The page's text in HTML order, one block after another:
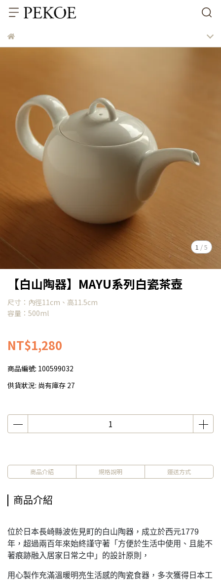
1 /5
【白山陶器】MAYU系列白瓷茶壺
尺寸：內徑11cm、高11.5cm
容量：500ml
NT$1,280
商品編號: 100599032
供貨狀況: 尚有庫存 27
商品介紹 規格說明 運送方式
商品介紹
位於日本長崎縣波佐見町的白山陶器，成立於西元1779
年，超過兩百年來始終謹守著「方便於生活中使用、且能不
著痕跡融入居家日常之中」的設計原則，
用心製作充滿溫暖明亮生活感的陶瓷食器，多次獲得日本工